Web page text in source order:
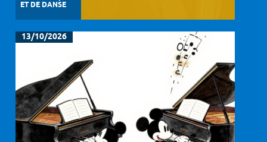
ET DE DANSE
13/10/2026